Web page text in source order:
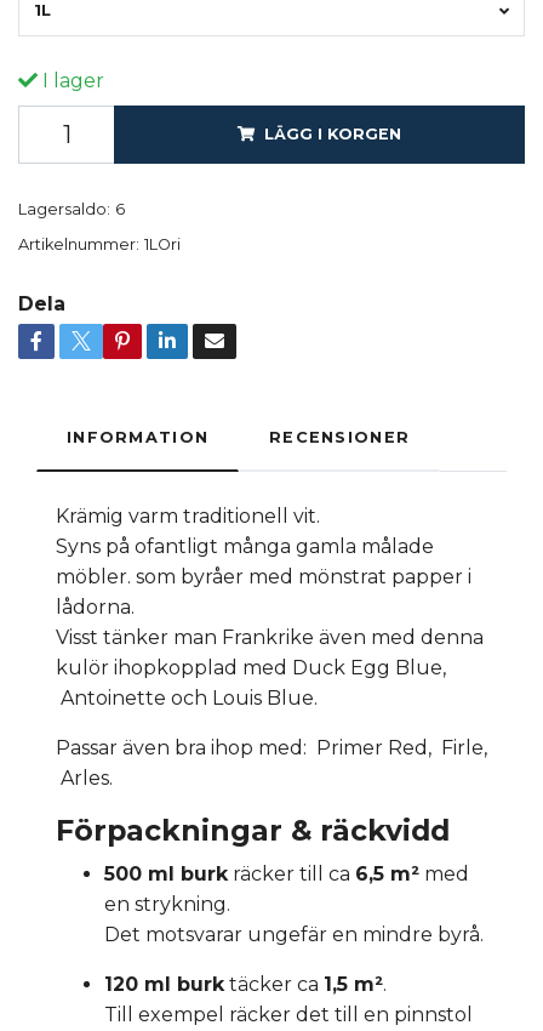
1L
I lager
LÄGG I KORGEN
Lagersaldo: 6
Artikelnummer: 1LOri
Dela
INFORMATION RECENSIONER
Krämig varm traditionell vit.
Syns på ofantligt många gamla målade
möbler. som byråer med mönstrat papper i
lådorna.
Visst tänker man Frankrike även med denna
kulör ihopkopplad med Duck Egg Blue,
Antoinette och Louis Blue.
Passar även bra ihop med: Primer Red, Firle,
Arles.
Förpackningar & räckvidd
500 ml burk räcker till ca 6,5 m² med
en strykning.
Det motsvarar ungefär en mindre byrå.
120 ml burk täcker ca 1,5 m².
Till exempel räcker det till en pinnstol